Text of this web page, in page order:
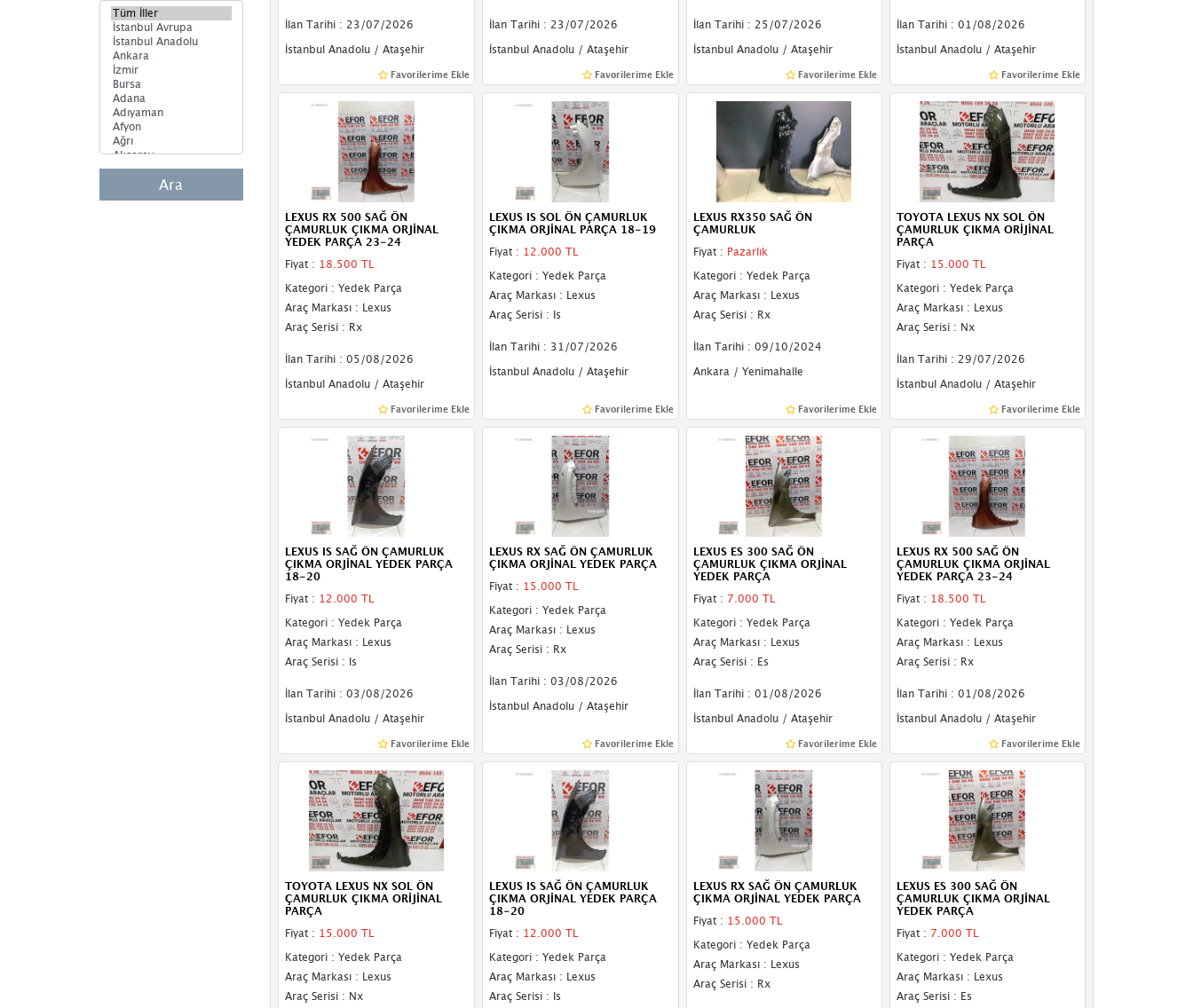
Podye Sacı
Rüzgarlık
Ön Cam
Marşpiyel Kaplama
Bakaliti
Arka Cam
Ara
İlan Tarihi : 23/07/2026
İstanbul Anadolu / Ataşehir
Favorilerime Ekle
İlan Tarihi : 23/07/2026
İstanbul Anadolu / Ataşehir
Favorilerime Ekle
İlan Tarihi : 25/07/2026
İstanbul Anadolu / Ataşehir
Favorilerime Ekle
İlan Tarihi : 01/08/2026
İstanbul Anadolu / Ataşehir
Favorilerime Ekle
LEXUS RX 500 SAĞ ÖN
ÇAMURLUK ÇIKMA ORJİNAL
YEDEK PARÇA 23-24
Fiyat : 18.500 TL
Kategori : Yedek Parça
Araç Markası : Lexus
Araç Serisi : Rx
İlan Tarihi : 05/08/2026
İstanbul Anadolu / Ataşehir
Favorilerime Ekle
LEXUS IS SOL ÖN ÇAMURLUK
ÇIKMA ORJİNAL PARÇA 18-19
Fiyat : 12.000 TL
Kategori : Yedek Parça
Araç Markası : Lexus
Araç Serisi : Is
İlan Tarihi : 31/07/2026
İstanbul Anadolu / Ataşehir
Favorilerime Ekle
LEXUS RX350 SAĞ ÖN
ÇAMURLUK
Fiyat : Pazarlık
Kategori : Yedek Parça
Araç Markası : Lexus
Araç Serisi : Rx
İlan Tarihi : 09/10/2024
Ankara / Yenimahalle
Favorilerime Ekle
TOYOTA LEXUS NX SOL ÖN
ÇAMURLUK ÇIKMA ORİJİNAL
PARÇA
Fiyat : 15.000 TL
Kategori : Yedek Parça
Araç Markası : Lexus
Araç Serisi : Nx
İlan Tarihi : 29/07/2026
İstanbul Anadolu / Ataşehir
Favorilerime Ekle
LEXUS IS SAĞ ÖN ÇAMURLUK
ÇIKMA ORJİNAL YEDEK PARÇA
18-20
Fiyat : 12.000 TL
Kategori : Yedek Parça
Araç Markası : Lexus
Araç Serisi : Is
İlan Tarihi : 03/08/2026
İstanbul Anadolu / Ataşehir
Favorilerime Ekle
LEXUS RX SAĞ ÖN ÇAMURLUK
ÇIKMA ORJİNAL YEDEK PARÇA
Fiyat : 15.000 TL
Kategori : Yedek Parça
Araç Markası : Lexus
Araç Serisi : Rx
İlan Tarihi : 03/08/2026
İstanbul Anadolu / Ataşehir
Favorilerime Ekle
LEXUS ES 300 SAĞ ÖN
ÇAMURLUK ÇIKMA ORJİNAL
YEDEK PARÇA
Fiyat : 7.000 TL
Kategori : Yedek Parça
Araç Markası : Lexus
Araç Serisi : Es
İlan Tarihi : 01/08/2026
İstanbul Anadolu / Ataşehir
Favorilerime Ekle
LEXUS RX 500 SAĞ ÖN
ÇAMURLUK ÇIKMA ORJİNAL
YEDEK PARÇA 23-24
Fiyat : 18.500 TL
Kategori : Yedek Parça
Araç Markası : Lexus
Araç Serisi : Rx
İlan Tarihi : 01/08/2026
İstanbul Anadolu / Ataşehir
Favorilerime Ekle
TOYOTA LEXUS NX SOL ÖN
ÇAMURLUK ÇIKMA ORİJİNAL
PARÇA
Fiyat : 15.000 TL
Kategori : Yedek Parça
Araç Markası : Lexus
Araç Serisi : Nx
LEXUS IS SAĞ ÖN ÇAMURLUK
ÇIKMA ORJİNAL YEDEK PARÇA
18-20
Fiyat : 12.000 TL
Kategori : Yedek Parça
Araç Markası : Lexus
Araç Serisi : Is
LEXUS RX SAĞ ÖN ÇAMURLUK
ÇIKMA ORJİNAL YEDEK PARÇA
Fiyat : 15.000 TL
Kategori : Yedek Parça
Araç Markası : Lexus
Araç Serisi : Rx
LEXUS ES 300 SAĞ ÖN
ÇAMURLUK ÇIKMA ORJİNAL
YEDEK PARÇA
Fiyat : 7.000 TL
Kategori : Yedek Parça
Araç Markası : Lexus
Araç Serisi : Es